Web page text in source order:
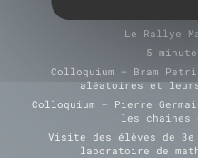
Le Rallye
5
Colloquium – Bram
aléatoires et leurs
Colloquium – Pierre
les chaines
Visite des élèves de 3e
laboratoire de